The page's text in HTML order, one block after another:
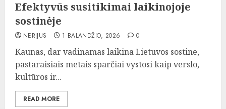
Efektyvūs susitikimai laikinojoje
sostinėje
NERIJUS 1 BALANDŽIO, 2026 0
Kaunas, dar vadinamas laikina Lietuvos sostine,
pastaraisiais metais sparčiai vystosi kaip verslo,
kultūros ir...
READ MORE